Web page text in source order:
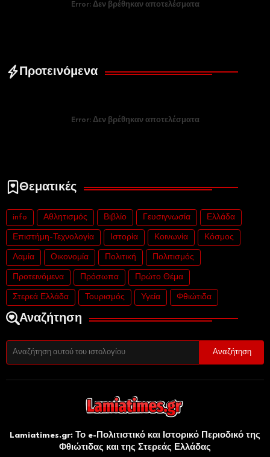
Error:Δεν βρέθηκαν αποτελέσματα
Προτεινόμενα
Error:Δεν βρέθηκαν αποτελέσματα
Θεματικές
info Αθλητισμός Βιβλίο Γευσιγνωσία Ελλάδα
Επιστήμη-Τεχνολογία Ιστορία Κοινωνία Κόσμος
Λαμία Οικονομία Πολιτική Πολιτισμός
Προτεινόμενα Πρόσωπα Πρώτο Θέμα
Στερεά Ελλάδα Τουρισμός Υγεία Φθιώτιδα
Αναζήτηση
Lamiatimes.gr: Το e-Πολιτιστικό και Ιστορικό Περιοδικό της
Φθιώτιδας και της Στερεάς Ελλάδας